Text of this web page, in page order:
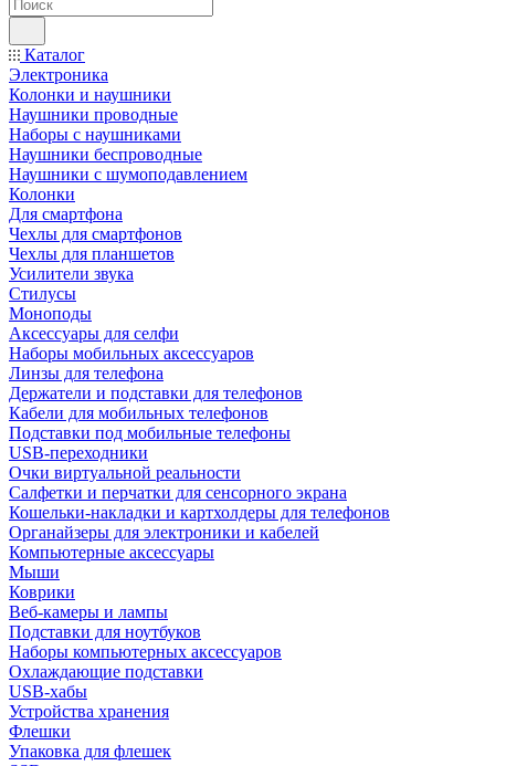
Каталог
Электроника
Колонки и наушники
Наушники проводные
Наборы с наушниками
Наушники беспроводные
Наушники с шумоподавлением
Колонки
Для смартфона
Чехлы для смартфонов
Чехлы для планшетов
Усилители звука
Стилусы
Моноподы
Аксессуары для селфи
Наборы мобильных аксессуаров
Линзы для телефона
Держатели и подставки для телефонов
Кабели для мобильных телефонов
Подставки под мобильные телефоны
USB-переходники
Очки виртуальной реальности
Салфетки и перчатки для сенсорного экрана
Кошельки-накладки и картхолдеры для телефонов
Органайзеры для электроники и кабелей
Компьютерные аксессуары
Мыши
Коврики
Веб-камеры и лампы
Подставки для ноутбуков
Наборы компьютерных аксессуаров
Охлаждающие подставки
USB-хабы
Устройства хранения
Флешки
Упаковка для флешек